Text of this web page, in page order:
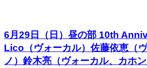
6月29日（日）昼の部 10th
Lico（ヴォーカル）佐藤依恵（
ノ）鈴木亮（ヴォーカル、カホ